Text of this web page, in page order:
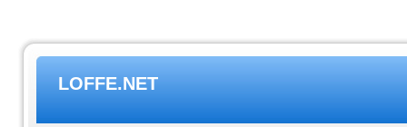
LOFFE.NET